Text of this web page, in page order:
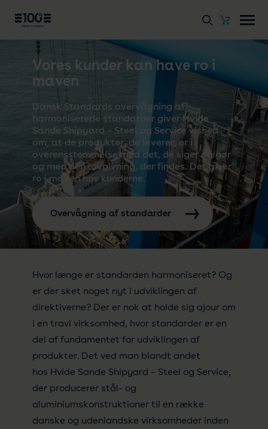
Vores kunder kan have ro i
maven
Dansk Standards overvågning af
harmoniserede standarder giver Hvide
Sande Shipyard – Steel og Service vished
om, at de produkter, de leverer, er i
overensstemmelse med det, de siger og gør
og med den lovgivning, der findes. Det giver
ro i maven hos kunderne.
Overvågning af standarder
Hvor længe er standarden harmoniseret? Og
er der sket noget nyt i udviklingen af
direktiverne? Der er nok at holde sig ajour om
i en travl virksomhed, hvor standarder er en
del af fundamentet for udviklingen af
produkter. Det ved man blandt andet
hos Hvide Sande Shipyard – Steel og Service,
der producerer stål- og
aluminiumskonstruktioner til en række
danske og udenlandske virksomheder inden